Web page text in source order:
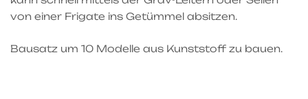
von einer Frigate ins Getümmel absitzen.
Bausatz um 10 Modelle aus Kunststoff zu bauen.